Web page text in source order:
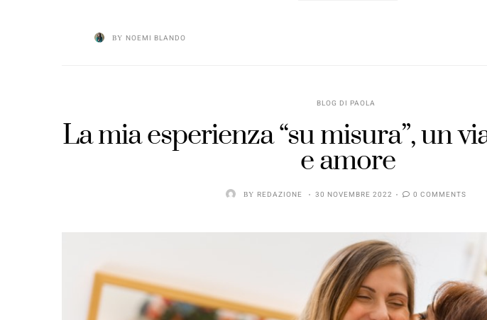
BY NOEMI BLANDO
BLOG DI PAOLA
La mia esperienza “su misura”, un
e amore
BY REDAZIONE 30 NOVEMBRE 2022 0 COMMENTS